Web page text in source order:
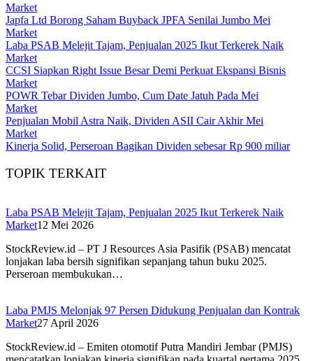
Market
Japfa Ltd Borong Saham Buyback JPFA Senilai Jumbo Mei
Market
Laba PSAB Melejit Tajam, Penjualan 2025 Ikut Terkerek Naik
Market
CCSI Siapkan Right Issue Besar Demi Perkuat Ekspansi Bisnis
Market
POWR Tebar Dividen Jumbo, Cum Date Jatuh Pada Mei
Market
Penjualan Mobil Astra Naik, Dividen ASII Cair Akhir Mei
Market
Kinerja Solid, Perseroan Bagikan Dividen sebesar Rp 900 miliar
TOPIK TERKAIT
Laba PSAB Melejit Tajam, Penjualan 2025 Ikut Terkerek Naik
Market12 Mei 2026
StockReview.id – PT J Resources Asia Pasifik (PSAB) mencatat
lonjakan laba bersih signifikan sepanjang tahun buku 2025.
Perseroan membukukan…
Laba PMJS Melonjak 97 Persen Didukung Penjualan dan Kontrak
Market27 April 2026
StockReview.id – Emiten otomotif Putra Mandiri Jembar (PMJS)